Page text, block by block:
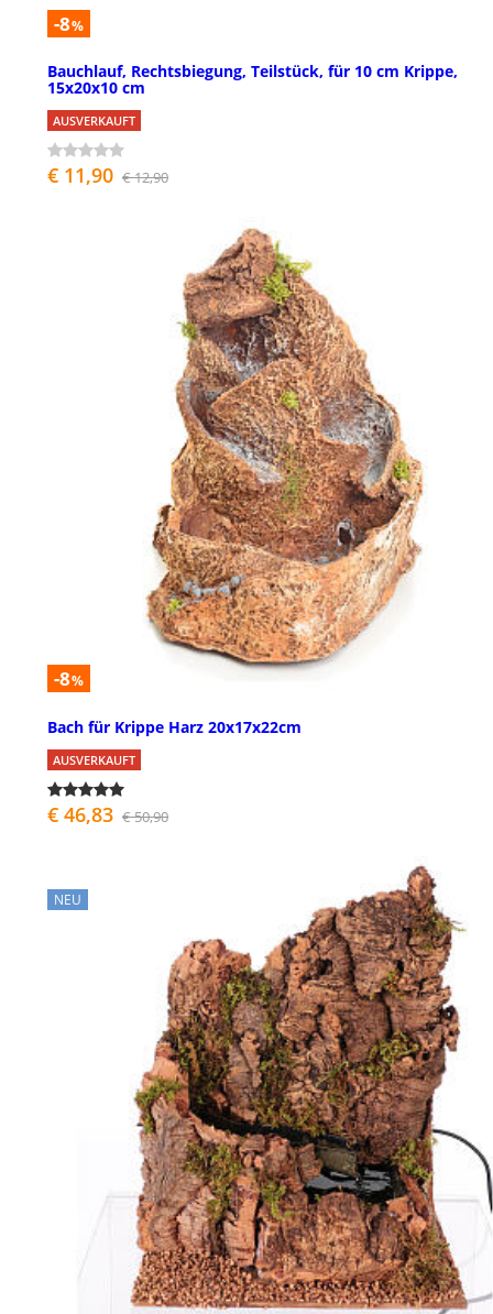
-8%
Bauchlauf, Rechtsbiegung, Teilstück, für 10 cm Krippe,
15x20x10 cm
AUSVERKAUFT
€ 11,90 € 12,90
-8%
Bach für Krippe Harz 20x17x22cm
AUSVERKAUFT
€ 46,83 € 50,90
NEU